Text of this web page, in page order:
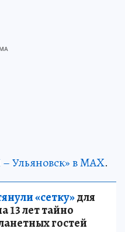
Ульяновск» в MAX.
«сетку»для
13 лет тайно
гостей